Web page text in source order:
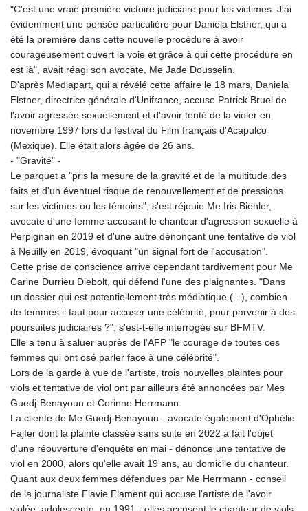
"C'est une vraie première victoire judiciaire pour les victimes. J'ai
évidemment une pensée particulière pour Daniela Elstner, qui a
été la première dans cette nouvelle procédure à avoir
courageusement ouvert la voie et grâce à qui cette procédure en
est là", avait réagi son avocate, Me Jade Dousselin.
D'après Mediapart, qui a révélé cette affaire le 18 mars, Daniela
Elstner, directrice générale d'Unifrance, accuse Patrick Bruel de
l'avoir agressée sexuellement et d'avoir tenté de la violer en
novembre 1997 lors du festival du Film français d'Acapulco
(Mexique). Elle était alors âgée de 26 ans.
- "Gravité" -
Le parquet a "pris la mesure de la gravité et de la multitude des
faits et d'un éventuel risque de renouvellement et de pressions
sur les victimes ou les témoins", s'est réjouie Me Iris Biehler,
avocate d'une femme accusant le chanteur d'agression sexuelle à
Perpignan en 2019 et d'une autre dénonçant une tentative de viol
à Neuilly en 2019, évoquant "un signal fort de l'accusation".
Cette prise de conscience arrive cependant tardivement pour Me
Carine Durrieu Diebolt, qui défend l'une des plaignantes. "Dans
un dossier qui est potentiellement très médiatique (...), combien
de femmes il faut pour accuser une célébrité, pour parvenir à des
poursuites judiciaires ?", s'est-t-elle interrogée sur BFMTV.
Elle a tenu à saluer auprès de l'AFP "le courage de toutes ces
femmes qui ont osé parler face à une célébrité".
Lors de la garde à vue de l'artiste, trois nouvelles plaintes pour
viols et tentative de viol ont par ailleurs été annoncées par Mes
Guedj-Benayoun et Corinne Herrmann.
La cliente de Me Guedj-Benayoun - avocate également d'Ophélie
Fajfer dont la plainte classée sans suite en 2022 a fait l'objet
d'une réouverture d'enquête en mai - dénonce une tentative de
viol en 2000, alors qu'elle avait 19 ans, au domicile du chanteur.
Quant aux deux femmes défendues par Me Herrmann - conseil
de la journaliste Flavie Flament qui accuse l'artiste de l'avoir